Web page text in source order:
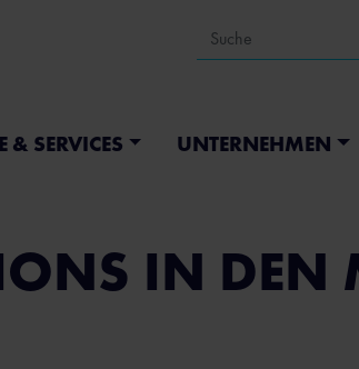
& SERVICES UNTERNEHMEN
IN DEN